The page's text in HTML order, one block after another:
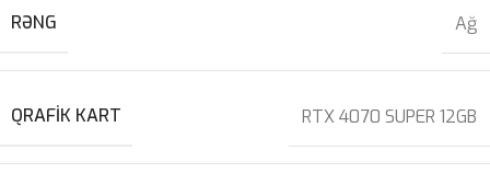
RƏNG Ağ
QRAFIK KART RTX 4070 SUPER 12GB